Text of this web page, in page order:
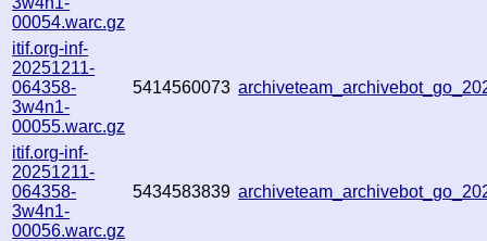
00054.warc.gz
itif.org-inf-
20251211-
064358-
3w4n1-
00055.warc.gz
5414560073
itif.org-inf-
20251211-
064358-
3w4n1-
00056.warc.gz
5434583839